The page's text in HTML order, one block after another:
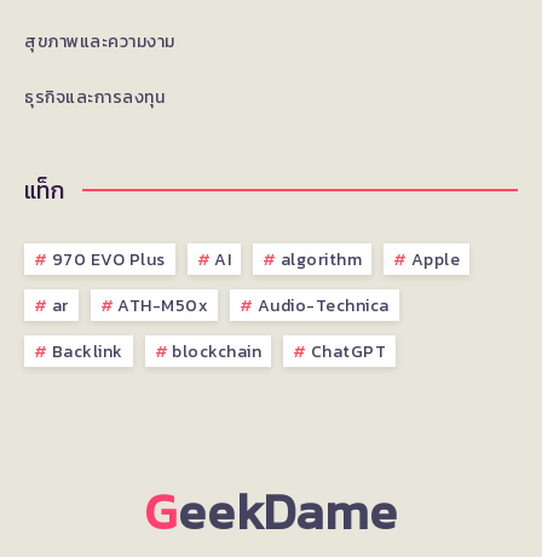
สุขภาพและความงาม
ธุรกิจและการลงทุน
แท็ก
970 EVO Plus AI algorithm
Apple
ar
ATH-M50x
Audio-Technica
Backlink
blockchain ChatGPT
GeekDame